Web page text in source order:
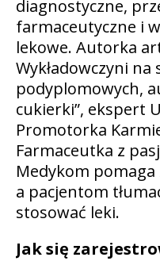
diagnostyczne,
farmaceutyczne i
lekowe. Autorka
Wykładowczyni na
podyplomowych,
cukierki”, ekspert
Promotorka
Farmaceutka z
Medykom
a pacjentom
stosować leki.
Jak się